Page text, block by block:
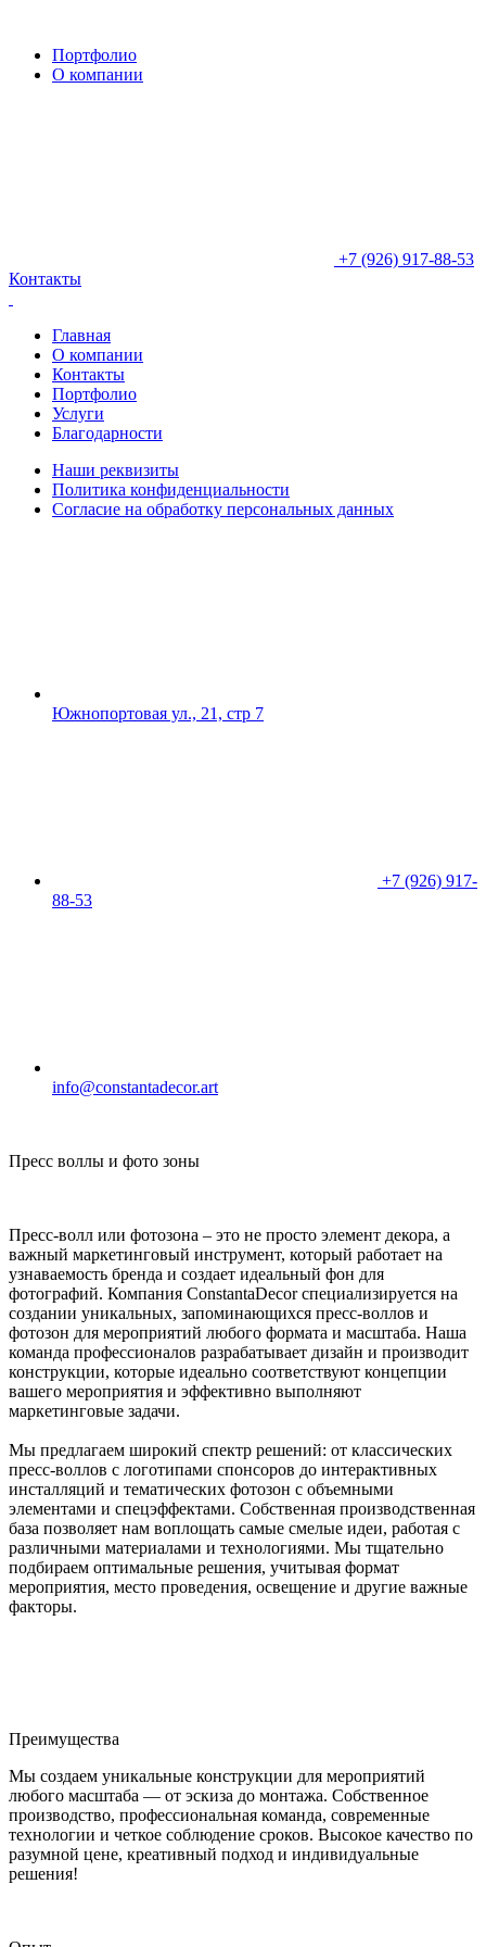
Портфолио
О компании
+7 (926) 917-88-53
Контакты
Главная
О компании
Контакты
Портфолио
Услуги
Благодарности
Наши реквизиты
Политика конфиденциальности
Согласие на обработку персональных данных
Южнопортовая ул., 21, стр 7
+7 (926) 917-
88-53
info@constantadecor.art
Пресс воллы и фото зоны
Пресс-волл или фотозона – это не просто элемент декора, а
важный маркетинговый инструмент, который работает на
узнаваемость бренда и создает идеальный фон для
фотографий. Компания ConstantaDecor специализируется на
создании уникальных, запоминающихся пресс-воллов и
фотозон для мероприятий любого формата и масштаба. Наша
команда профессионалов разрабатывает дизайн и производит
конструкции, которые идеально соответствуют концепции
вашего мероприятия и эффективно выполняют
маркетинговые задачи.
Мы предлагаем широкий спектр решений: от классических
пресс-воллов с логотипами спонсоров до интерактивных
инсталляций и тематических фотозон с объемными
элементами и спецэффектами. Собственная производственная
база позволяет нам воплощать самые смелые идеи, работая с
различными материалами и технологиями. Мы тщательно
подбираем оптимальные решения, учитывая формат
мероприятия, место проведения, освещение и другие важные
факторы.
Преимущества
Мы создаем уникальные конструкции для мероприятий
любого масштаба — от эскиза до монтажа. Собственное
производство, профессиональная команда, современные
технологии и четкое соблюдение сроков. Высокое качество по
разумной цене, креативный подход и индивидуальные
решения!